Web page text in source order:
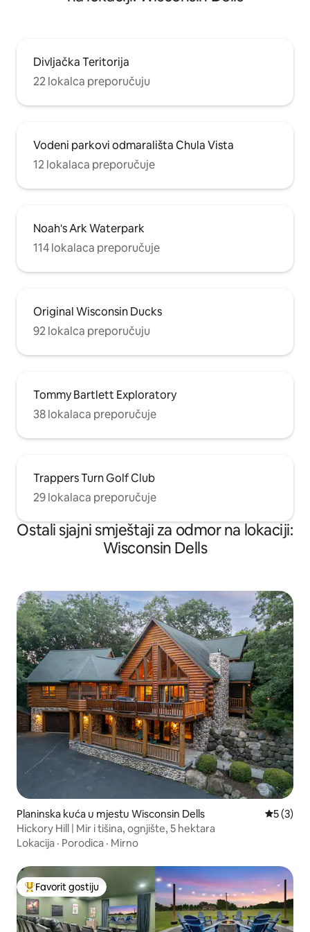
Divljačka Teritorija
22 lokalca preporučuju
Vodeni parkovi odmarališta Chula Vista
12 lokalaca preporučuje
Noah's Ark Waterpark
114 lokalaca preporučuje
Original Wisconsin Ducks
92 lokalca preporučuju
Tommy Bartlett Exploratory
38 lokalaca preporučuje
Trappers Turn Golf Club
29 lokalaca preporučuje
Ostali sjajni smještaji za odmor na lokaciji:
Wisconsin Dells
Planinska kuća u mjestu Wisconsin Dells
5 (3)
Hickory Hill | Mir i tišina, ognjište, 5 hektara
Lokacija · Porodica · Mirno
Glavni favorit gostiju
Favorit gostiju